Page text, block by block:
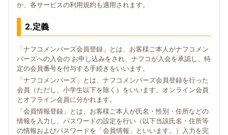
か、各サービスの利用規約も適用されます。
2.定義
「ナフコメンバーズ会員登録」とは、お客様ご本人がナフコメン
バーズへの入会の お申し込みをされ、ナフコが入会を承認し、特
定の会員番号を付与する手続きをいいます。
「ナフコメンバーズ」とは、ナフコメンバーズ会員登録を行った
会員（ただし、小学生以下を除く）をいいます。オンライン会員
とオフライン会員に分かれます。
「会員情報登録」とは、お客様ご本人が氏名・性別・住所などの
情報を入力し、パスワードの設定を行い（以下当該氏名・住所等
の情報およびパスワードを「会員情報」といいます。）入力を完